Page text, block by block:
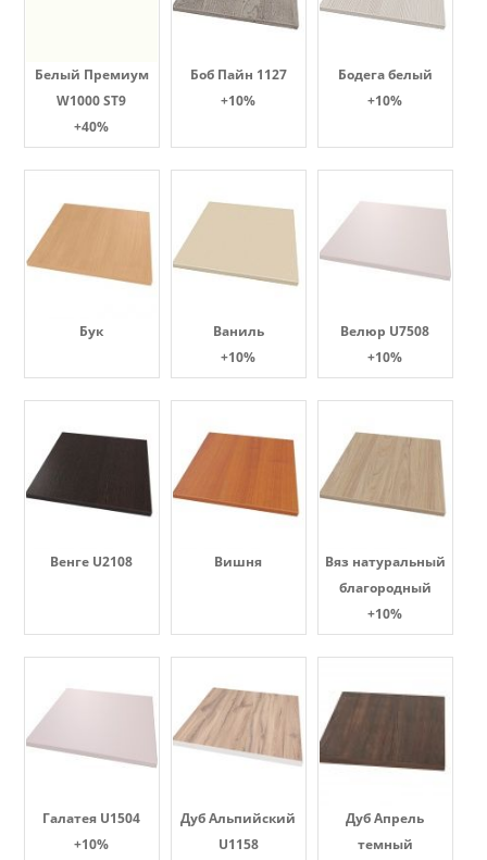
Белый Премиум
W1000 ST9
+40%
Боб Пайн 1127
+10%
Бодега белый
+10%
Бук
Ваниль
+10%
Велюр U7508
+10%
Венге U2108 Вишня
Вяз натуральный
благородный
+10%
Галатея U1504
+10%
Дуб Альпийский
U1158
Дуб Апрель
темный